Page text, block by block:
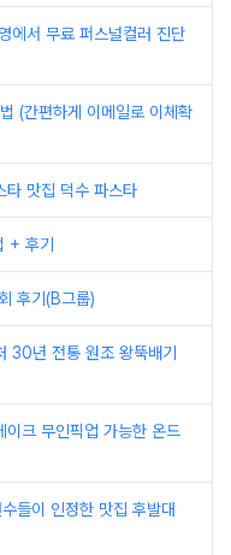
에서 무료 퍼스널컬러 진단
(간편하게 이메일로 이체확
타 맛집 덕수 파스타
+ 후기
후기(B그룹)
30년 전통 원조 왕뚝배기
크 무인픽업 가능한 온드
들이 인정한 맛집 후발대